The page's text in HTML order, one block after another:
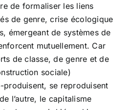
de formaliser les liens
de genre, crise écologique
émergeant de systèmes de
mutuellement. Car
de classe, de genre et de
sociale)
produisent, se reproduisent
l’autre, le capitalisme